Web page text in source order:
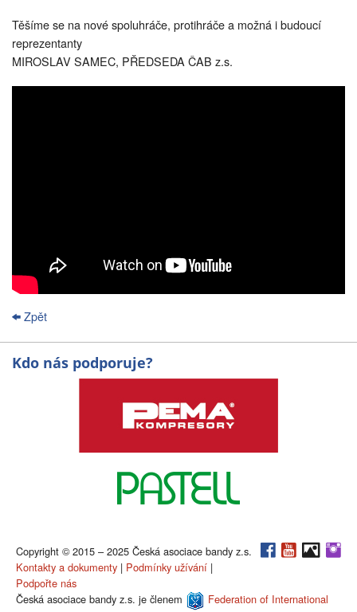
Těšíme se na nové spoluhráče, protihráče a možná i budoucí
reprezentanty
MIROSLAV SAMEC, PŘEDSEDA ČAB z.s.
Zpět
Kdo nás podporuje?
Copyright © 2015 – 2025 Česká asociace bandy z.s.
Kontakty a dokumenty | Podmínky užívání |
Podpořte nás
Česká asociace bandy z.s. je členem
Federation of International